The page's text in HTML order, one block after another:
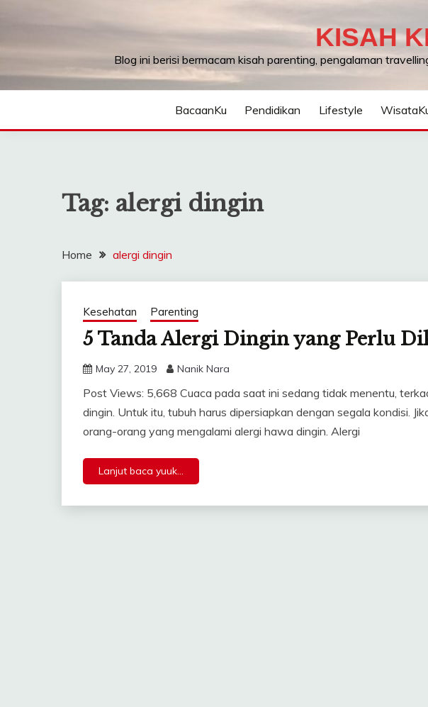
KISAH
Blog ini berisi bermacam kisah parenting, pengalaman
BacaanKu Pendidikan Lifestyle
Tag: alergi dingin
Home alergi dingin
Kesehatan Parenting
5 Tanda Alergi Dingin yang Perlu
May 27, 2019 Nanik Nara
Post Views: 5,668 Cuaca pada saat ini sedang tidak menentu,
dingin. Untuk itu, tubuh harus dipersiapkan dengan segala kondisi.
orang-orang yang mengalami alergi hawa dingin. Alergi
Lanjut baca yuuk...